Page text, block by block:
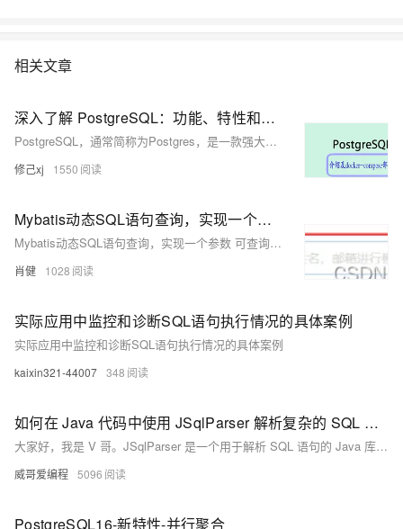
台，为阿里巴巴经济体以及各个行业的企业客户和开发者提供从公共云到
数据库产品家族及特性。
相关文章
深入了解 PostgreSQL：功能、特性和部署
PostgreSQL，通常简称为Postgres，是一款强大且开源的关系型数据库管理系统（RDBMS），它在数据存储和处理方面提供了广泛的功能和灵活性。本文将详细介绍 PostgreSQL 的功能、特性以及如何部署和使用它。
修己xj 1550
Mybatis动态SQL语句查询，实现一个参数 可查询多个字段。
Mybatis动态SQL语句查询，实现一个参数 可查询多个字段。
肖健 1028
实际应用中监控和诊断SQL语句执行情况的具体案例
实际应用中监控和诊断SQL语句执行情况的具体案例
kaixin321-44007 348
如何在 Java 代码中使用 JSqlParser 解析复杂的 SQL 语句？
大家好，我是 V 哥。JSqlParser 是一个用于解析 SQL 语句的 Java 库，可将 SQL 解析为 Java 对象树，支持多种 SQL 类型（如 `SELECT`、`INSERT` 等）。它适用于 SQL 分析、修改、生成和验证等场景。通过 Maven 或 Gradle 安装后，可以方便地在 Java 代码中使用。
威哥爱编程 5096
PostgreSQL16-新特性-并行聚合